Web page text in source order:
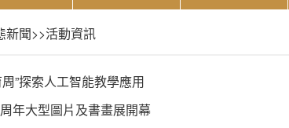
新聞>>活動資訊
”探索人工智能教學應用
年大型圖片及書畫展開幕